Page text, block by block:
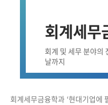
회계세무
회계 및 세무 분야의
날까지
회계세무금융학과 ‘현대기업에